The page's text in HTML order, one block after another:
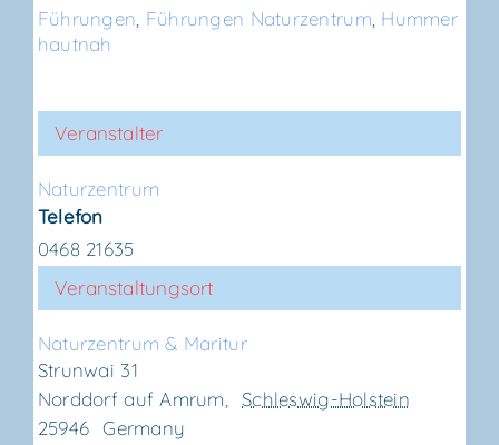
Führungen Führungen Naturzentrum Hummer
hautnah
Veranstaltungsort
Natur­zen­trum & Maritur
Strunwai 31
Norddorf auf Amrum
Schleswig-Holstein
25946 Germany
Veranstalter
Natur­zen­trum
Telefon
0468 21635